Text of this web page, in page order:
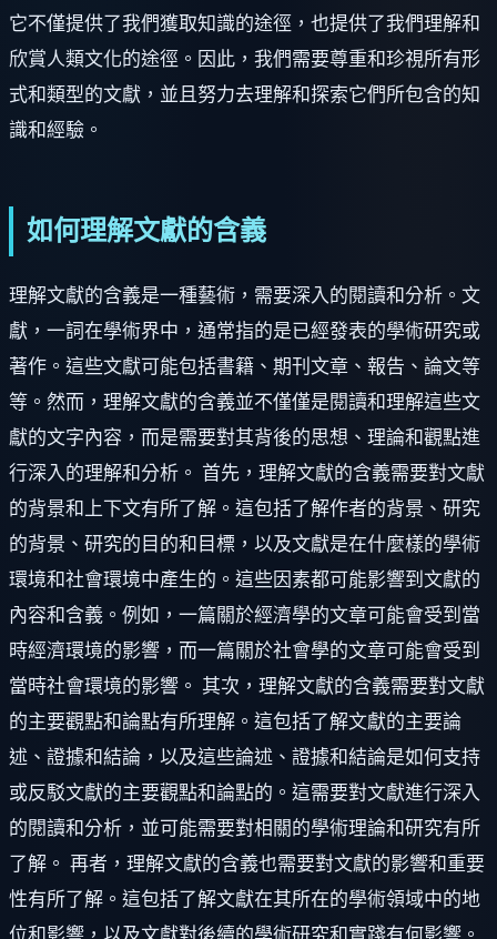
它不僅提供了我們獲取知識的途徑，也提供了我們理解和
欣賞人類文化的途徑。因此，我們需要尊重和珍視所有形
式和類型的文獻，並且努力去理解和探索它們所包含的知
識和經驗。
如何理解文獻的含義
理解文獻的含義是一種藝術，需要深入的閱讀和分析。文
獻，一詞在學術界中，通常指的是已經發表的學術研究或
著作。這些文獻可能包括書籍、期刊文章、報告、論文等
等。然而，理解文獻的含義並不僅僅是閱讀和理解這些文
獻的文字內容，而是需要對其背後的思想、理論和觀點進
行深入的理解和分析。 首先，理解文獻的含義需要對文獻
的背景和上下文有所了解。這包括了解作者的背景、研究
的背景、研究的目的和目標，以及文獻是在什麼樣的學術
環境和社會環境中產生的。這些因素都可能影響到文獻的
內容和含義。例如，一篇關於經濟學的文章可能會受到當
時經濟環境的影響，而一篇關於社會學的文章可能會受到
當時社會環境的影響。 其次，理解文獻的含義需要對文獻
的主要觀點和論點有所理解。這包括了解文獻的主要論
述、證據和結論，以及這些論述、證據和結論是如何支持
或反駁文獻的主要觀點和論點的。這需要對文獻進行深入
的閱讀和分析，並可能需要對相關的學術理論和研究有所
了解。 再者，理解文獻的含義也需要對文獻的影響和重要
性有所了解。這包括了解文獻在其所在的學術領域中的地